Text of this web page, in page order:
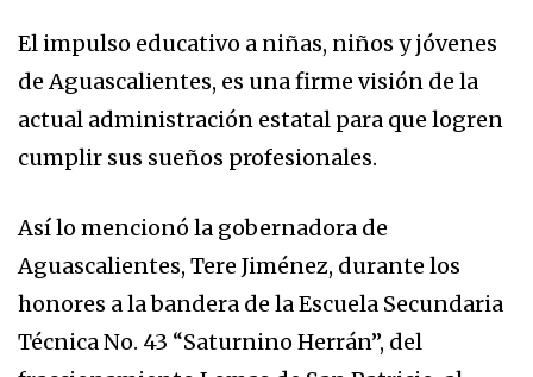
El impulso educativo a niñas, niños y jóvenes
de Aguascalientes, es una firme visión de la
actual administración estatal para que logren
cumplir sus sueños profesionales.
Así lo mencionó la gobernadora de
Aguascalientes, Tere Jiménez, durante los
honores a la bandera de la Escuela Secundaria
Técnica No. 43 “Saturnino Herrán”, del